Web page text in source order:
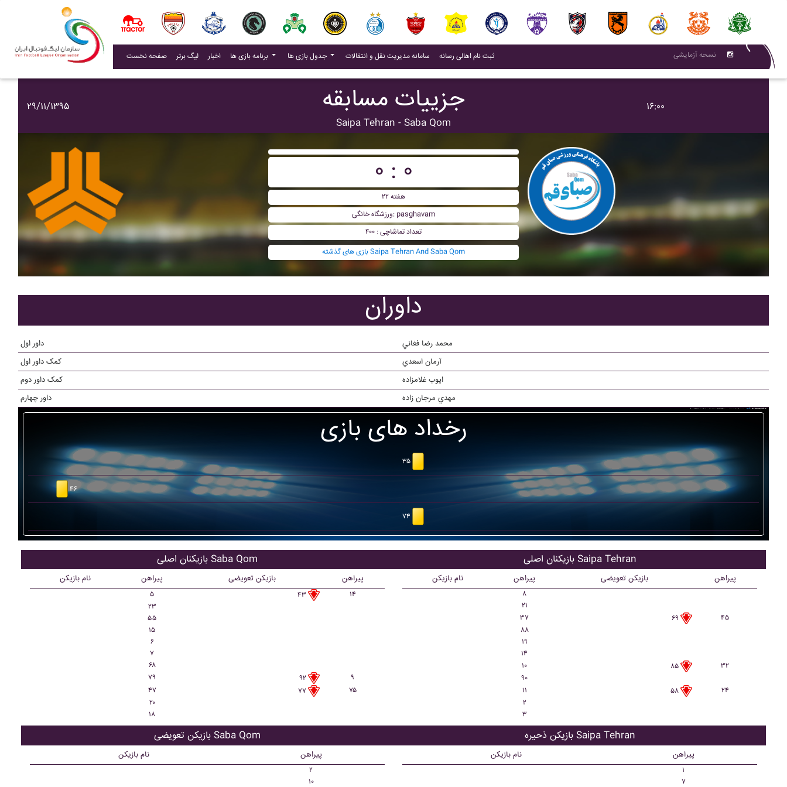
صفحه نخست لیگ برتر اخبار(current) برنامه بازی ها جدول بازی ها سامانه مدیریت نقل و انتقالات (current)
ثبت نام اهالی رسانه(current) نسحه آزمایشی
۲۹/۱۱/۱۳۹۵ جزییات مسابقه
Saipa Tehran - Saba Qom
۱۶:۰۰
۰ : ۰
هفته ۲۲
ورزشگاه خانگی: pasghavam
تعداد تماشاچی : ۴۰۰
بازی های گذشته Saipa Tehran And Saba Qom
داوران
داور اول
محمد رضا فغاني
کمک داور اول
آرمان اسعدي
کمک داور دوم
ايوب غلامزاده
داور چهارم
مهدي مرجان زاده
رخداد های بازی
۳۵
۴۶
۷۴
بازیکنان اصلی Saba Qom
نام بازیکن پیراهن بازیکن تعویضی پیراهن
۵ ۴۳
۱۴
۲۳
۵۵
۱۵
۶
۷
۶۸
۷۹
۹۲
۹
۴۷
۷۷
۷۵
۲۰
۱۸
بازیکن تعویضی Saba Qom
نام بازیکن پیراهن
۲
۱۰
بازیکنان اصلی Saipa Tehran
نام بازیکن پیراهن بازیکن تعویضی پیراهن
۸
۲۱
۳۷
۶۹
۴۵
۸۸
۱۹
۱۴
۱۰
۸۵
۳۲
۹۰
۱۱
۵۸
۲۴
۲
۳
بازیکن ذحیره Saipa Tehran
نام بازیکن پیراهن
۱
۷